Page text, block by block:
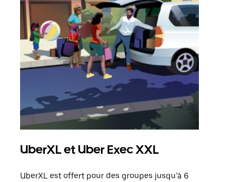
UberXL et Uber Exec XXL
UberXL est offert pour des groupes jusqu’à 6